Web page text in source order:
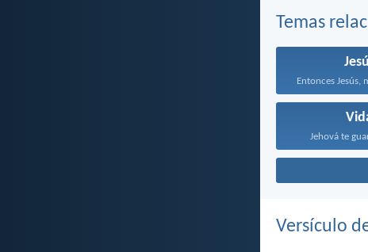
Temas
Jehová te
Versículo